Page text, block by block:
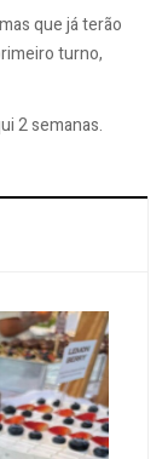
que já terão
turno,
2 semanas.